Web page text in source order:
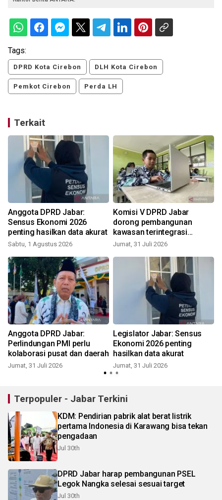
Tags:
DPRD Kota Cirebon DLH Kota Cirebon
Pemkot Cirebon Perda LH
Terkait
Anggota DPRD Jabar:
Sensus Ekonomi 2026
penting hasilkan data akurat
Sabtu, 1 Agustus 2026
Komisi V DPRD Jabar
dorong pembangunan
kawasan terintegrasi
Sekolah Rakyat
Jumat, 31 Juli 2026
Anggota DPRD Jabar:
Perlindungan PMI perlu
kolaborasi pusat dan daerah
Jumat, 31 Juli 2026
Legislator Jabar: Sensus
Ekonomi 2026 penting
hasilkan data akurat
Jumat, 31 Juli 2026
Terpopuler - Jabar Terkini
KDM: Pendirian pabrik alat berat listrik
pertama Indonesia di Karawang bisa tekan
pengadaan
Jul 30th
DPRD Jabar harap pembangunan PSEL
Legok Nangka selesai sesuai target
Jul 30th